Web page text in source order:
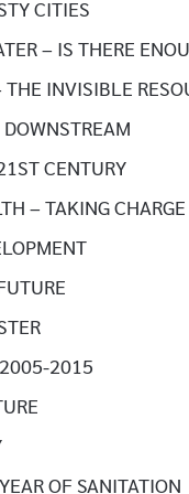
CITIES
– IS THERE
INVISIBLE
CENTURY
– TAKING CHARGE
2015
OF SANITATION